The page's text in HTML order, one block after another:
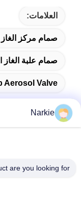
العلامات:
صمام مركز
صمام علبة
Aerosol Valve
عنوان
Narkie
are you looking for?